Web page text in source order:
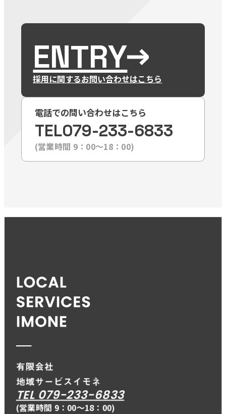
ENTRY
採用に関するお問い合わせはこちら
電話での問い合わせはこちら
TEL079-233-6833
(営業時間 9：00〜18：00)
TEL 079-233-6833
(営業時間 9：00〜18：00)